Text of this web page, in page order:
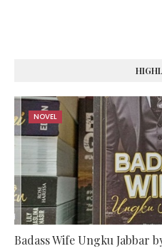
NOVEL
Badass Wife Ungku Jabbar